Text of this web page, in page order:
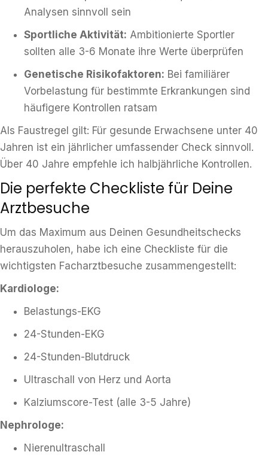
Analysen sinnvoll sein
Sportliche Aktivität: Ambitionierte Sportler
sollten alle 3-6 Monate ihre Werte überprüfen
Genetische Risikofaktoren: Bei familiärer
Vorbelastung für bestimmte Erkrankungen sind
häufigere Kontrollen ratsam
Als Faustregel gilt: Für gesunde Erwachsene unter 40
Jahren ist ein jährlicher umfassender Check sinnvoll.
Über 40 Jahre empfehle ich halbjährliche Kontrollen.
Die perfekte Checkliste für Deine
Arztbesuche
Um das Maximum aus Deinen Gesundheitschecks
herauszuholen, habe ich eine Checkliste für die
wichtigsten Facharztbesuche zusammengestellt:
Kardiologe:
Belastungs-EKG
24-Stunden-EKG
24-Stunden-Blutdruck
Ultraschall von Herz und Aorta
Kalziumscore-Test (alle 3-5 Jahre)
Nephrologe:
Nierenultraschall